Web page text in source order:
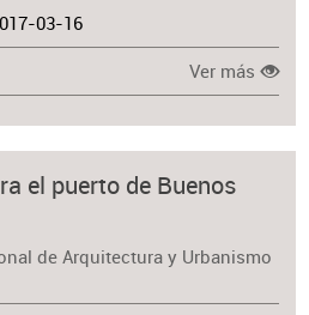
03-16
Ver más
el puerto de Buenos
de Arquitectura y Urbanismo